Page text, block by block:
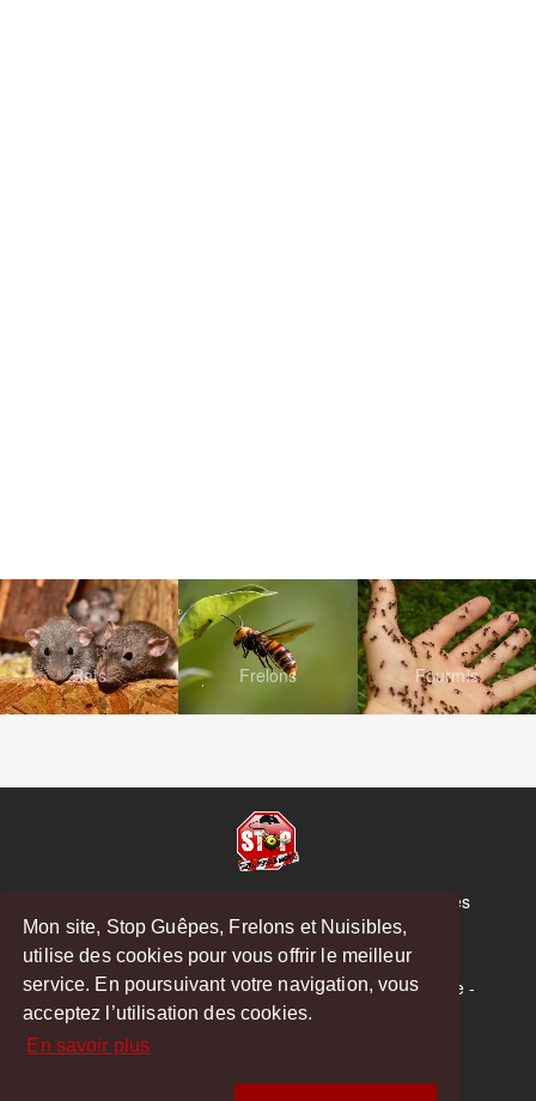
Mon site, Stop Guêpes, Frelons et Nuisibles,
utilise des cookies pour vous offrir le meilleur
service. En poursuivant votre navigation, vous
acceptez l’utilisation des cookies.
En savoir plus
Rats Frelons Fourmis
© Copyright 2026 Stop Guêpes, Frelons et Nuisibles
Mentions légales
Créé parMattWeb
Saint-Gaudens-Saint-Girons-Boulogne-sur-Gesse-
Montréjeau